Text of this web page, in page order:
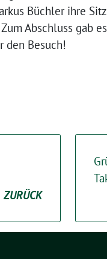
Büchler ihre
Abschluss gab
den Besuch!
ZURÜCK